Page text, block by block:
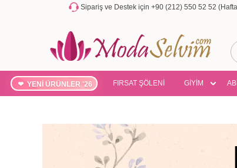
Sipariş ve Destek için +90 (212) 550 52 52
YENİ ÜRÜNLER '26 FIRSAT ŞÖLENİ GİYİM